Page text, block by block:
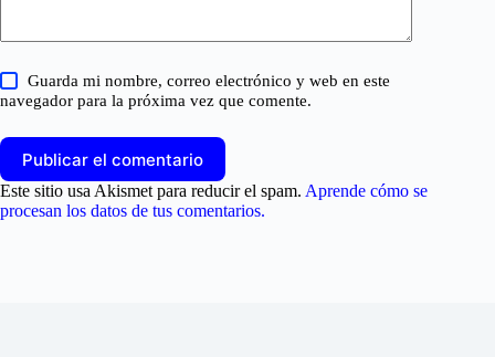
Guarda mi nombre, correo electrónico y web en este
navegador para la próxima vez que comente.
Publicar el comentario
Este sitio usa Akismet para reducir el spam. Aprende cómo se
procesan los datos de tus comentarios.